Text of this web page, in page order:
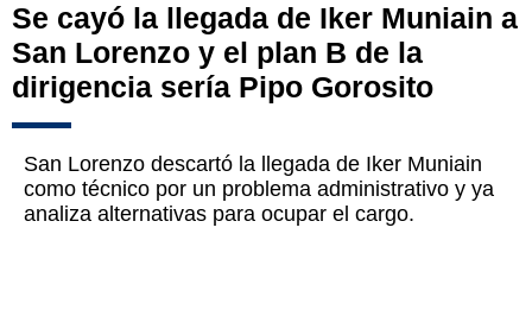
Se cayó la llegada de Iker Muniain a
San Lorenzo y el plan B de la
dirigencia sería Pipo Gorosito
San Lorenzo descartó la llegada de Iker Muniain
como técnico por un problema administrativo y ya
analiza alternativas para ocupar el cargo.